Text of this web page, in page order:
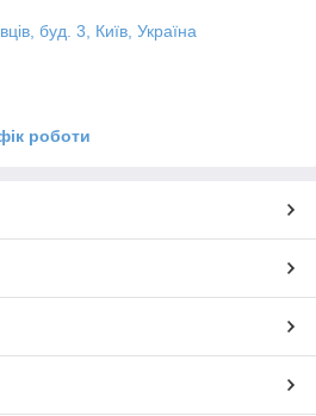
буд. 3, Київ, Україна
роботи